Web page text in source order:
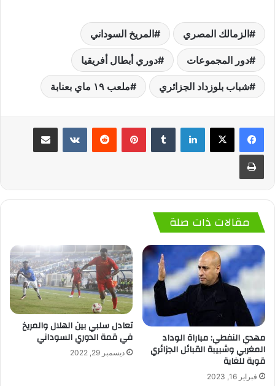
الزمالك المصري المريخ السوداني
دور المجموعات دوري أبطال أفريقيا
شباب بلوزداد الجزائري ملعب ١٩ ماي بعنابة
لينكدإن بينتيريست
مقالات ذات صلة
مهدي النفطي: مباراة الوداد
المغربي وشبيبة القبائل الجزائري
قوية للغاية
فبراير 16, 2023
تعادل سلبي بين الهلال والمريخ
في قمة الدوري السوداني
ديسمبر 29, 2022